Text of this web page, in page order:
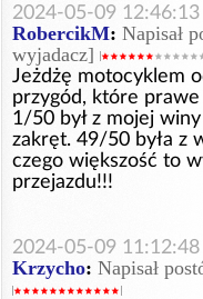
2024-05-09
RobercikM: Napisał
wyjadacz]
Jeżdżę motocyklem
przygód, które prawe
1/50 był z mojej
zakręt. 49/50 była z
czego większość to
przejazdu!!!
2024-05-09
Krzycho: Napisał